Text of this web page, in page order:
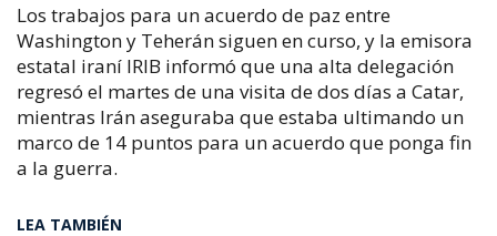
Los trabajos para un acuerdo de paz entre
Washington y Teherán siguen en curso, y la emisora
estatal iraní IRIB informó que una alta delegación
regresó el martes de una visita de dos días a Catar,
mientras Irán aseguraba que estaba ultimando un
marco de 14 puntos para un acuerdo que ponga fin
a la guerra.
LEA TAMBIÉN